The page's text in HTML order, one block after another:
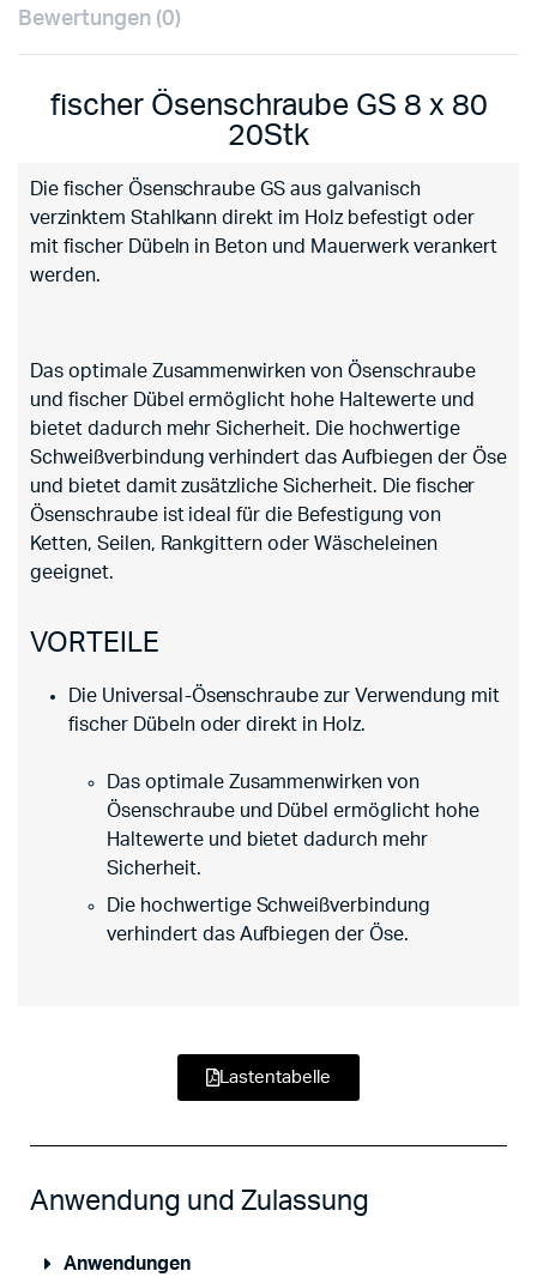
Bewertungen (0)
fischer Ösenschraube GS 8 x 80
20Stk
Die fischer Ösenschraube GS aus galvanisch
verzinktem Stahlkann direkt im Holz befestigt oder
mit fischer Dübeln in Beton und Mauerwerk verankert
werden.
Das optimale Zusammenwirken von Ösenschraube
und fischer Dübel ermöglicht hohe Haltewerte und
bietet dadurch mehr Sicherheit. Die hochwertige
Schweißverbindung verhindert das Aufbiegen der Öse
und bietet damit zusätzliche Sicherheit. Die fischer
Ösenschraube ist ideal für die Befestigung von
Ketten, Seilen, Rankgittern oder Wäscheleinen
geeignet.
VORTEILE
Die Universal-Ösenschraube zur Verwendung mit
fischer Dübeln oder direkt in Holz.
Das optimale Zusammenwirken von
Ösenschraube und Dübel ermöglicht hohe
Haltewerte und bietet dadurch mehr
Sicherheit.
Die hochwertige Schweißverbindung
verhindert das Aufbiegen der Öse.
Lastentabelle
Anwendung und Zulassung
Anwendungen